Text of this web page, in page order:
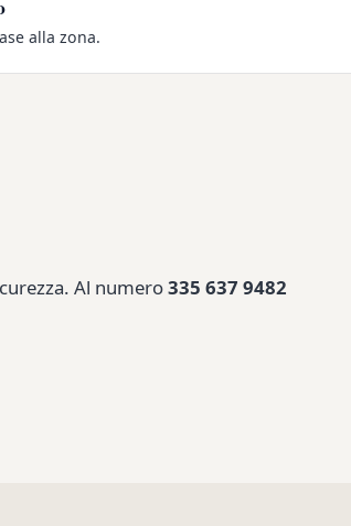
alla zona.
Al numero335 637 9482